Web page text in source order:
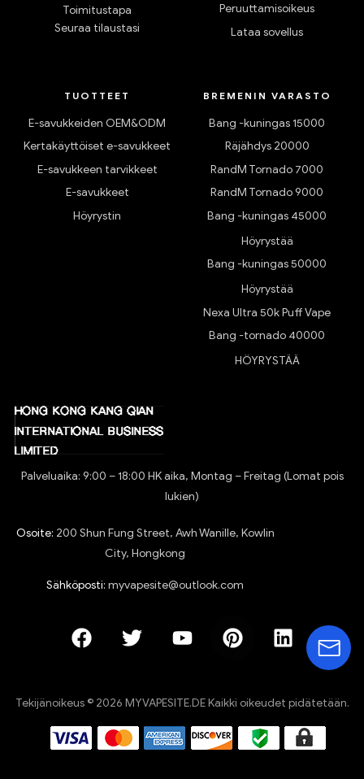
Toimitustapa
Seuraa tilaustasi
Peruuttamisoikeus
Lataa sovellus
TUOTTEET
E-savukkeiden OEM&ODM
Kertakäyttöiset e-savukkeet
E-savukkeen tarvikkeet
E-savukkeet
Höyrystin
BREMENIN VARASTO
Bang -kuningas 15000
Räjähdys 20000
RandM Tornado 7000
RandM Tornado 9000
Bang -kuningas 45000
Höyrystää
Bang -kuningas 50000
Höyrystää
Nexa Ultra 50k Puff Vape
Bang -tornado 40000
HÖYRYSTÄÄ
Palveluaika: 9:00 – 18:00 HK aika, Montag – Freitag (Lomat pois
lukien)
Osoite: 200 Shun Fung Street, Awh Wanille, Kowlin
City, Hongkong
Sähköposti: myvapesite@outlook.com
Tekijänoikeus © 2026 MYVAPESITE.DE Kaikki oikeudet pidätetään.